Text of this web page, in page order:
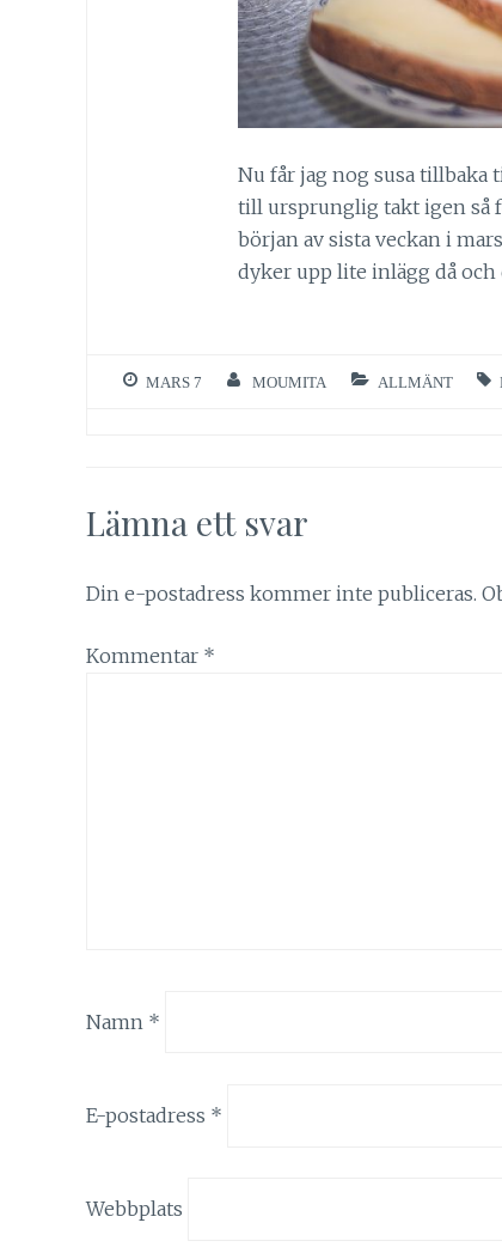
Nu får jag nog susa
till ursprunglig takt igen så
början av sista veckan i
dyker upp lite inlägg då
MARS 7 MOUMITA ALLMÄNT
Lämna ett svar
Din e-postadress kommer inte publiceras.
Kommentar *
Namn *
E-postadress *
Webbplats